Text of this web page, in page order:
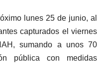
lunes 25 de junio, al
capturados el viernes
sumando a unos 70
pública con medidas